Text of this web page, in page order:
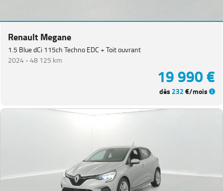
Renault Megane
1.5 Blue dCi 115ch Techno EDC + Toit ouvrant
2024 -48 125 km
19 990 €
dès 232€/mois